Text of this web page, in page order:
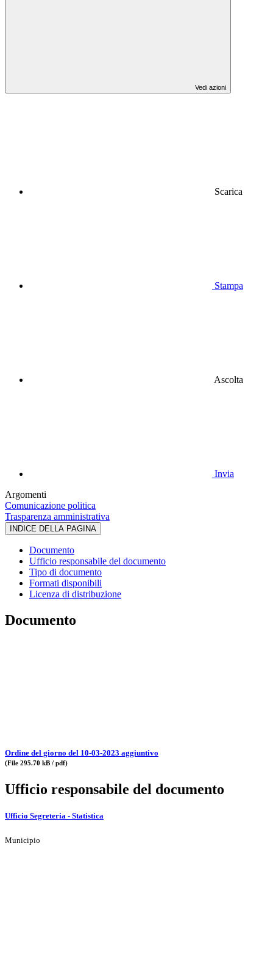
Vedi azioni
Scarica
Stampa
Ascolta
Invia
Argomenti
Comunicazione politica
Trasparenza amministrativa
INDICE DELLA PAGINA
Documento
Ufficio responsabile del documento
Tipo di documento
Formati disponibili
Licenza di distribuzione
Documento
Ordine del giorno del 10-03-2023 aggiuntivo
(File 295.70 kB / pdf)
Ufficio responsabile del documento
Ufficio Segreteria - Statistica
Municipio